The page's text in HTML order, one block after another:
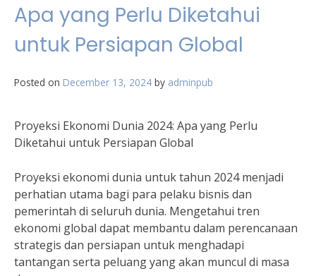
Apa yang Perlu Diketahui
untuk Persiapan Global
Posted on December 13, 2024 by adminpub
Proyeksi Ekonomi Dunia 2024: Apa yang Perlu
Diketahui untuk Persiapan Global
Proyeksi ekonomi dunia untuk tahun 2024 menjadi
perhatian utama bagi para pelaku bisnis dan
pemerintah di seluruh dunia. Mengetahui tren
ekonomi global dapat membantu dalam perencanaan
strategis dan persiapan untuk menghadapi
tantangan serta peluang yang akan muncul di masa